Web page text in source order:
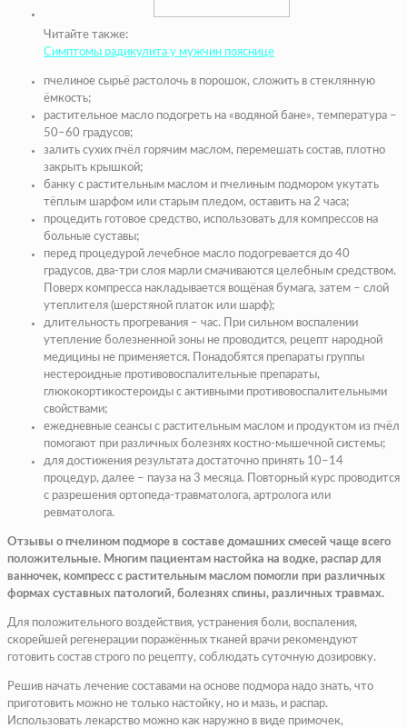
Читайте также:
Симптомы радикулита у мужчин пояснице
пчелиное сырьё растолочь в порошок, сложить в стеклянную
ёмкость;
растительное масло подогреть на «водяной бане», температура –
50–60 градусов;
залить сухих пчёл горячим маслом, перемешать состав, плотно
закрыть крышкой;
банку с растительным маслом и пчелиным подмором укутать
тёплым шарфом или старым пледом, оставить на 2 часа;
процедить готовое средство, использовать для компрессов на
больные суставы;
перед процедурой лечебное масло подогревается до 40
градусов, два-три слоя марли смачиваются целебным средством.
Поверх компресса накладывается вощёная бумага, затем – слой
утеплителя (шерстяной платок или шарф);
длительность прогревания – час. При сильном воспалении
утепление болезненной зоны не проводится, рецепт народной
медицины не применяется. Понадобятся препараты группы
нестероидные противовоспалительные препараты,
глюкокортикостероиды с активными противовоспалительными
свойствами;
ежедневные сеансы с растительным маслом и продуктом из пчёл
помогают при различных болезнях костно-мышечной системы;
для достижения результата достаточно принять 10–14
процедур, далее – пауза на 3 месяца. Повторный курс проводится
с разрешения ортопеда-травматолога, артролога или
ревматолога.
Отзывы о пчелином подморе в составе домашних смесей чаще всего
положительные. Многим пациентам настойка на водке, распар для
ванночек, компресс с растительным маслом помогли при различных
формах суставных патологий, болезнях спины, различных травмах.
Для положительного воздействия, устранения боли, воспаления,
скорейшей регенерации поражённых тканей врачи рекомендуют
готовить состав строго по рецепту, соблюдать суточную дозировку.
Решив начать лечение составами на основе подмора надо знать, что
приготовить можно не только настойку, но и мазь, и распар.
Использовать лекарство можно как наружно в виде примочек,